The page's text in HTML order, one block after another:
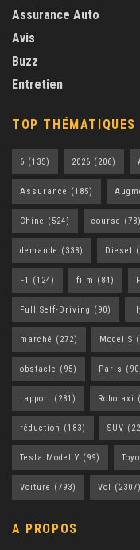
Assurance Auto
Avis
Buzz
Entretien
TOP THÉMATIQUES
6 (135) 2026 (206)
Assurance (185)
Chine (524) course (73)
demande (338) Diesel
F1 (124) film (84)
Full Self-Driving (90)
marché (272) Model S
obstacle (95) Paris
rapport (281) Robotaxi
réduction (183) SUV
Tesla Model Y (99)
Voiture (793) Vol (2307)
A PROPOS